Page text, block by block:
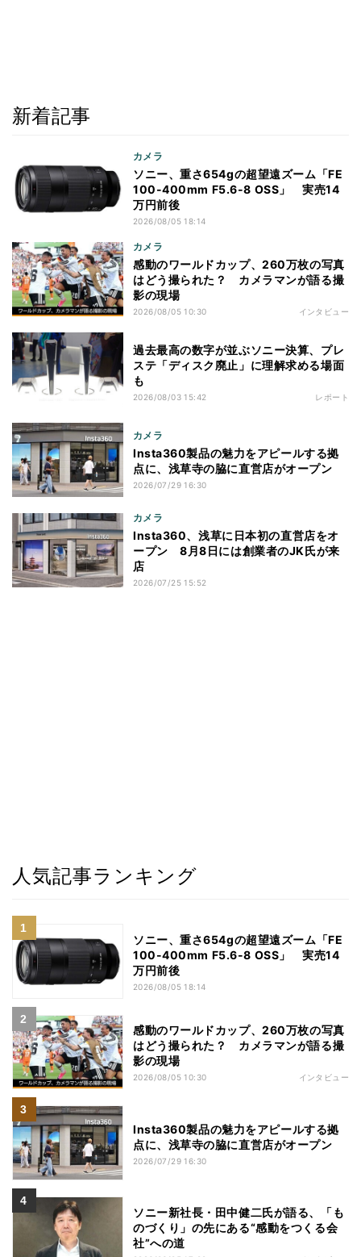
新着記事
カメラ
ソニー、重さ654gの超望遠ズーム「FE
100-400mm F5.6-8 OSS」 実売14
万円前後
2026/08/05 18:14
カメラ
感動のワールドカップ、260万枚の写真
はどう撮られた？ カメラマンが語る撮
影の現場
2026/08/05 10:30 インタビュー
過去最高の数字が並ぶソニー決算、プレ
ステ「ディスク廃止」に理解求める場面
も
2026/08/03 15:42 レポート
カメラ
Insta360製品の魅力をアピールする拠
点に、浅草寺の脇に直営店がオープン
2026/07/29 16:30
カメラ
Insta360、浅草に日本初の直営店をオ
ープン 8月8日には創業者のJK氏が来
店
2026/07/25 15:52
人気記事ランキング
ソニー、重さ654gの超望遠ズーム「FE
100-400mm F5.6-8 OSS」 実売14
万円前後
2026/08/05 18:14
感動のワールドカップ、260万枚の写真
はどう撮られた？ カメラマンが語る撮
影の現場
2026/08/05 10:30 インタビュー
Insta360製品の魅力をアピールする拠
点に、浅草寺の脇に直営店がオープン
2026/07/29 16:30
ソニー新社長・田中健二氏が語る、「も
のづくり」の先にある“感動をつくる会
社”への道